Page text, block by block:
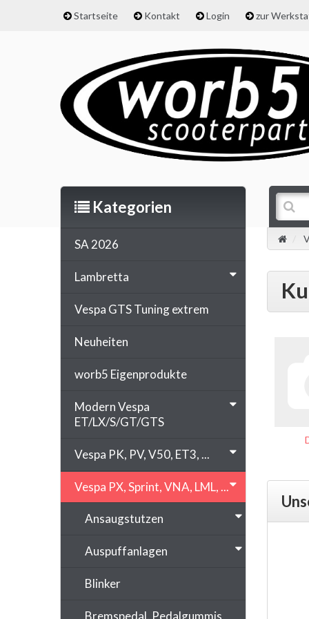
Startseite Kontakt Login zur
Kategorien
SA 2026
Lambretta
Vespa GTS Tuning extrem
Neuheiten
worb5 Eigenprodukte
Modern Vespa
ET/LX/S/GT/GTS
Vespa PK, PV, V50, ET3, ...
Vespa PX, Sprint, VNA, LML, ...
Ansaugstutzen
Auspuffanlagen
Blinker
Bremspedal, Pedalgummis